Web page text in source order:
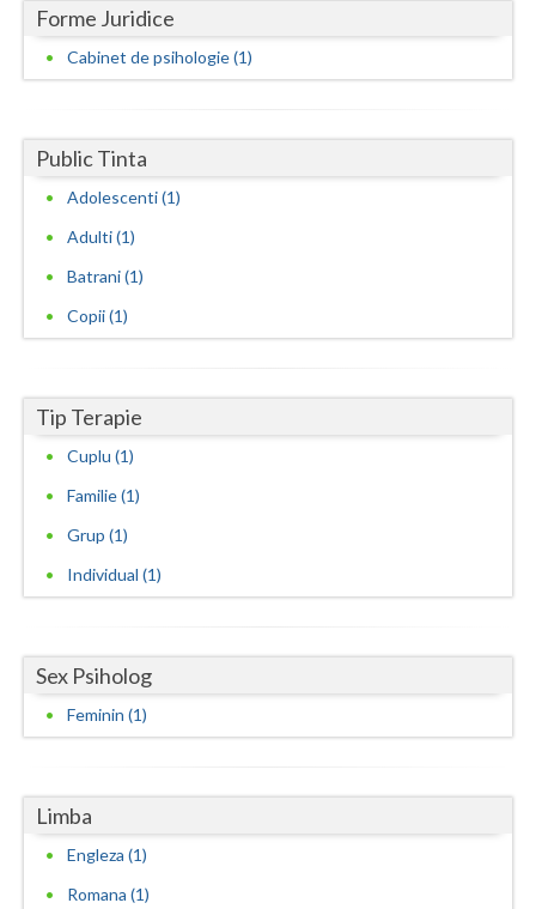
Mehedinti
Neamt
Prahova
Salaj
Satu-Mare
Suceava
Tulcea
Vaslui
Vrancea
Forme Juridice
Cabinet de psihologie (1)
Public Tinta
Adolescenti (1)
Adulti (1)
Batrani (1)
Copii (1)
Tip Terapie
Cuplu (1)
Familie (1)
Grup (1)
Individual (1)
Sex Psiholog
Feminin (1)
Limba
Engleza (1)
Romana (1)